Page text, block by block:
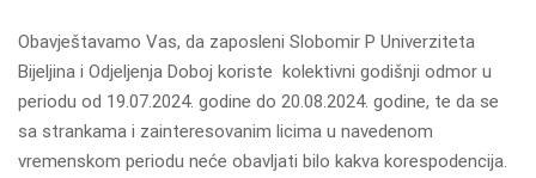
Obavještavamo Vas, da zaposleni Slobomir P Univerziteta
Bijeljina i Odjeljenja Doboj koriste kolektivni godišnji odmor u
periodu od 19.07.2024. godine do 20.08.2024. godine, te da se
sa strankama i zainteresovanim licima u navedenom
vremenskom periodu neće obavljati bilo kakva korespodencija.